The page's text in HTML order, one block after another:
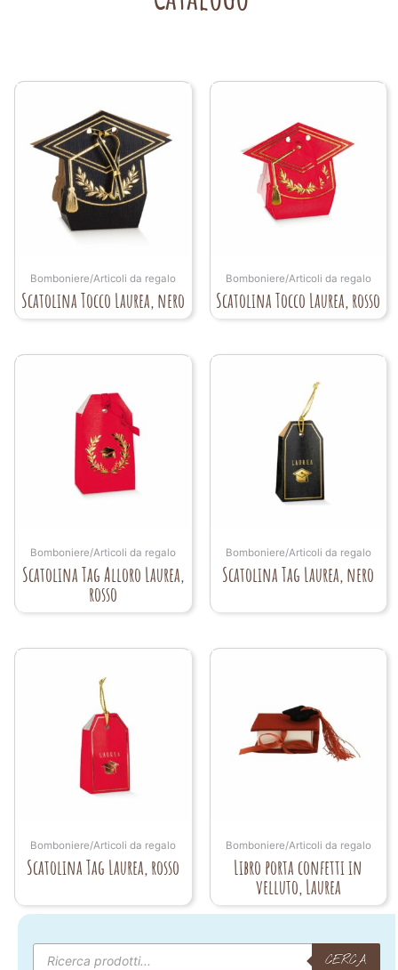
Bomboniere/Articoli da regalo
Scatolina Tocco Laurea, nero
Bomboniere/Articoli da regalo
Scatolina Tocco Laurea, rosso
Bomboniere/Articoli da regalo
Scatolina Tag Alloro Laurea,
rosso
Bomboniere/Articoli da regalo
Scatolina Tag Laurea, nero
Bomboniere/Articoli da regalo
Scatolina Tag Laurea, rosso
Bomboniere/Articoli da regalo
Libro porta confetti in
velluto, Laurea
Products
search
CERCA